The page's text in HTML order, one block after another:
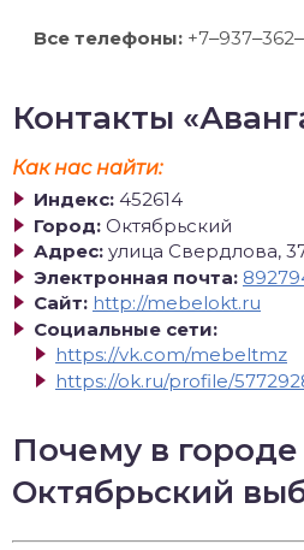
Все телефоны:
Контакты
Как нас найти:
Индекс: 452614
Город: Октябрьский
Адрес: улица Свердлова,
Электронная почта:
Сайт: http://mebelokt.ru
Социальные сети:
https://vk.com/mebeltmz
https://ok.ru/profile/
Почему в городе
Октябрьский